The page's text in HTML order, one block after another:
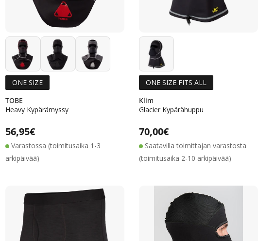
ONE SIZE
TOBE
Heavy Kypärämyssy
Normaalihinta
56,95€
Varastossa (toimitusaika 1-3
arkipäivää)
ONE SIZE FITS ALL
Klim
Glacier Kypärähuppu
Normaalihinta
70,00€
Saatavilla toimittajan varastosta
(toimitusaika 2-10 arkipäivää)